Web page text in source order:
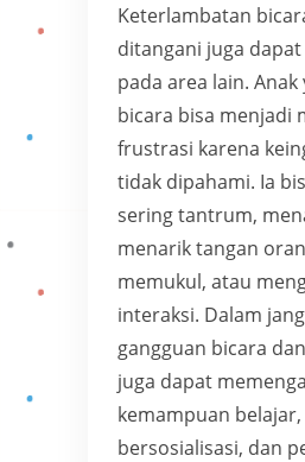
Keterlambatan
ditangani juga
pada area lain.
bicara bisa menjadi
frustrasi karena
tidak dipahami. Ia
sering tantrum,
menarik tangan
memukul, atau
interaksi. Dalam
gangguan bicara
juga dapat
kemampuan
bersosialisasi, dan